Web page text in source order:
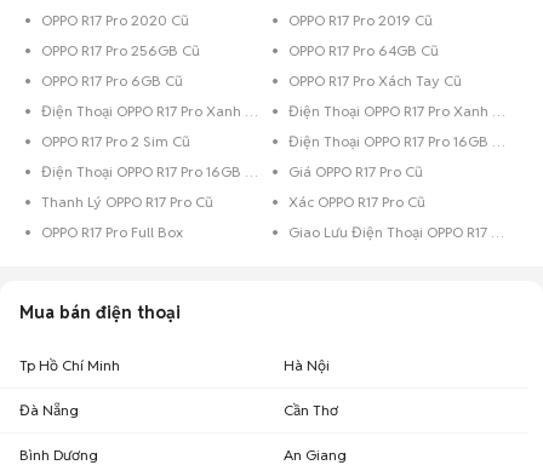
OPPO R17 Pro 2020 Cũ
OPPO R17 Pro 2019 Cũ
OPPO R17 Pro 256GB Cũ
OPPO R17 Pro 64GB Cũ
OPPO R17 Pro 6GB Cũ
OPPO R17 Pro Xách Tay Cũ
Điện Thoại OPPO R17 Pro Xanh Lá
Điện Thoại OPPO R17 Pro Xanh Dương
OPPO R17 Pro 2 Sim Cũ
Điện Thoại OPPO R17 Pro 16GB Trắng
Điện Thoại OPPO R17 Pro 16GB Đỏ
Giá OPPO R17 Pro Cũ
Thanh Lý OPPO R17 Pro Cũ
Xác OPPO R17 Pro Cũ
OPPO R17 Pro Full Box
Giao Lưu Điện Thoại OPPO R17 Pro
Mua bán điện thoại
Tp Hồ Chí Minh Hà Nội
Đà Nẵng Cần Thơ
Bình Dương
An Giang